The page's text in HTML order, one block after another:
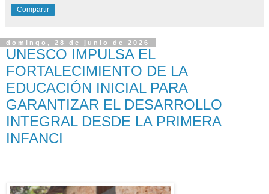
Compartir
domingo, 28 de junio de 2026
UNESCO IMPULSA EL
FORTALECIMIENTO DE LA
EDUCACIÓN INICIAL PARA
GARANTIZAR EL DESARROLLO
INTEGRAL DESDE LA PRIMERA
INFANCI